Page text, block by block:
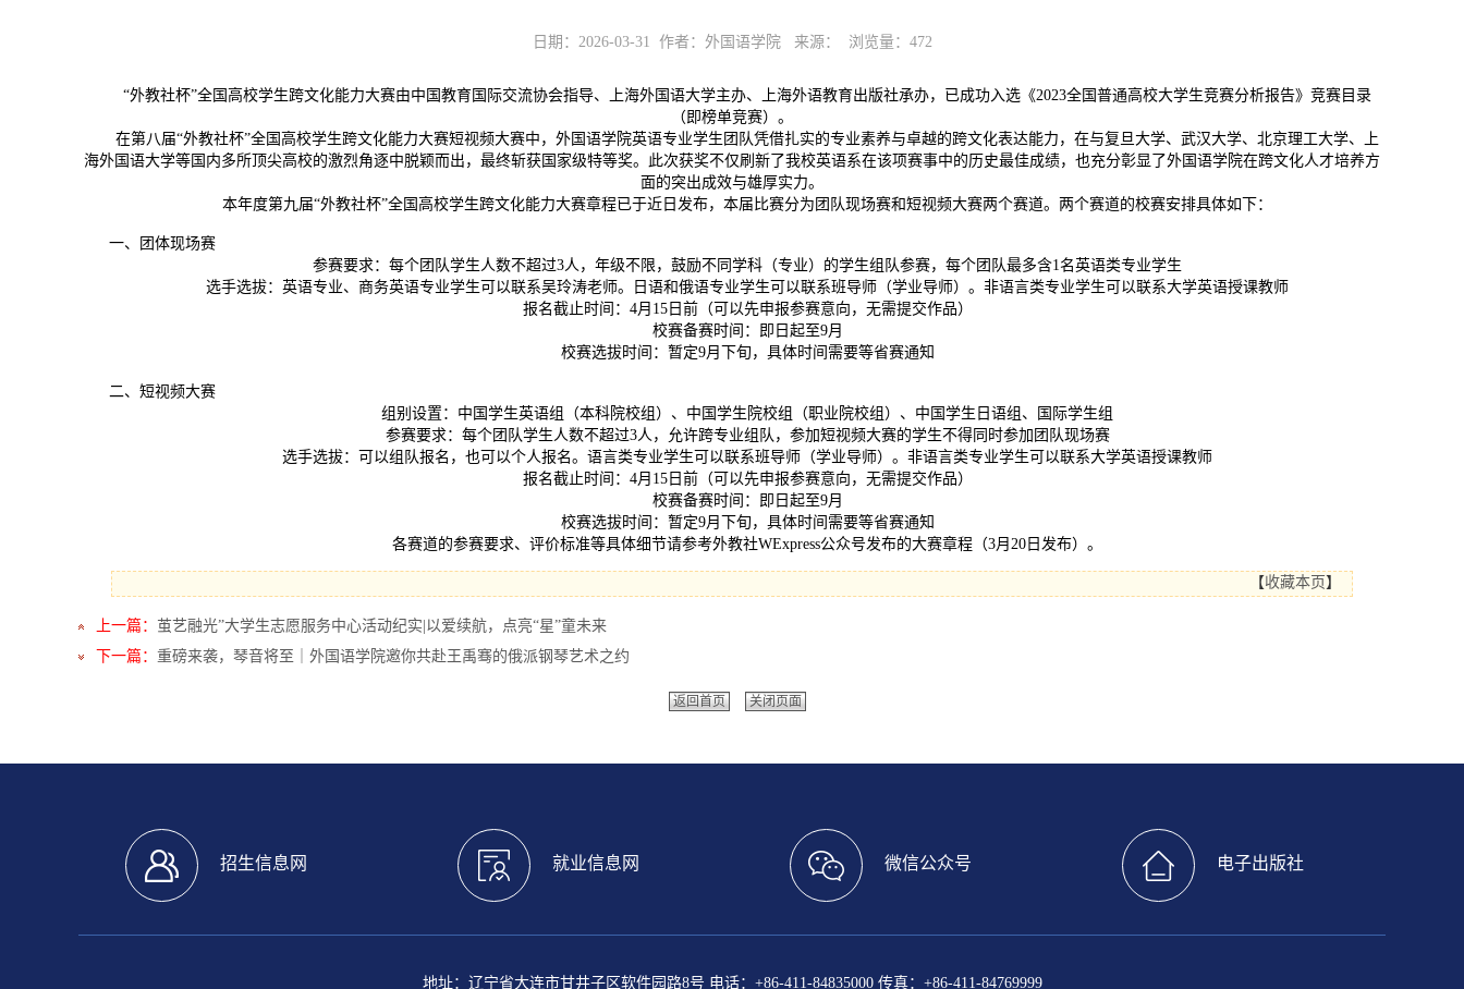
日期：2026-03-31 作者：外国语学院 来源： 浏览量： 472
“外教社杯”全国高校学生跨文化能力大赛由中国教育国际交流协会指导、上海外国语大学主办、上海外语教育出版社承办，已成功入选《2023全国普通高校大学生竞赛分析报告》竞赛目录
（即榜单竞赛）。
在第八届“外教社杯”全国高校学生跨文化能力大赛短视频大赛中，外国语学院英语专业学生团队凭借扎实的专业素养与卓越的跨文化表达能力，在与复旦大学、武汉大学、北京理工大学、上
海外国语大学等国内多所顶尖高校的激烈角逐中脱颖而出，最终斩获国家级特等奖。此次获奖不仅刷新了我校英语系在该项赛事中的历史最佳成绩，也充分彰显了外国语学院在跨文化人才培养方
面的突出成效与雄厚实力。
本年度第九届“外教社杯”全国高校学生跨文化能力大赛章程已于近日发布，本届比赛分为团队现场赛和短视频大赛两个赛道。两个赛道的校赛安排具体如下：
一、团体现场赛
参赛要求：每个团队学生人数不超过3人，年级不限，鼓励不同学科（专业）的学生组队参赛，每个团队最多含1名英语类专业学生
选手选拔：英语专业、商务英语专业学生可以联系吴玲涛老师。日语和俄语专业学生可以联系班导师（学业导师）。非语言类专业学生可以联系大学英语授课教师
报名截止时间：4月15日前（可以先申报参赛意向，无需提交作品）
校赛备赛时间：即日起至9月
校赛选拔时间：暂定9月下旬，具体时间需要等省赛通知
二、短视频大赛
组别设置：中国学生英语组（本科院校组）、中国学生院校组（职业院校组）、中国学生日语组、国际学生组
参赛要求：每个团队学生人数不超过3人，允许跨专业组队，参加短视频大赛的学生不得同时参加团队现场赛
选手选拔：可以组队报名，也可以个人报名。语言类专业学生可以联系班导师（学业导师）。非语言类专业学生可以联系大学英语授课教师
报名截止时间：4月15日前（可以先申报参赛意向，无需提交作品）
校赛备赛时间：即日起至9月
校赛选拔时间：暂定9月下旬，具体时间需要等省赛通知
各赛道的参赛要求、评价标准等具体细节请参考外教社WExpress公众号发布的大赛章程（3月20日发布）。
【收藏本页 】
上一篇： 茧艺融光”大学生志愿服务中心活动纪实|以爱续航，点亮“星”童未来
下一篇： 重磅来袭，琴音将至｜外国语学院邀你共赴王禹骞的俄派钢琴艺术之约
返回首页 关闭页面
招生信息网 就业信息网 微信公众号 电子出版社
地址：辽宁省大连市甘井子区软件园路8号 电话：+86-411-84835000 传真：+86-411-84769999